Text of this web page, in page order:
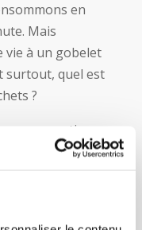
en
Mais
vie à un gobelet
surtout, quel est
?
réduits par
: trier,